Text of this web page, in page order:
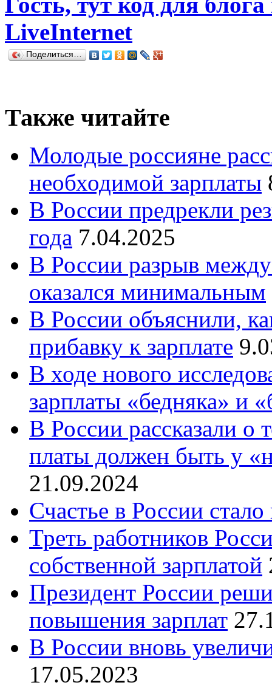
LiveInternet
Поделиться…
Также читайте
Молодые россияне
необходимой зарплаты
В России предрекли
года 7.04.2025
В России разрыв
оказался минимальным
В России объяснили,
прибавку к зарплате
В ходе нового
зарплаты «бедняка» и
В России рассказали о
платы должен быть у
21.09.2024
Счастье в России
Треть работников
собственной зарплатой
Президент России
повышения зарплат
В России вновь
17.05.2023